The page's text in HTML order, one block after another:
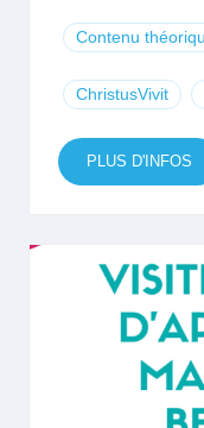
Contenu
ChristusVivit
PLUS D'INFOS